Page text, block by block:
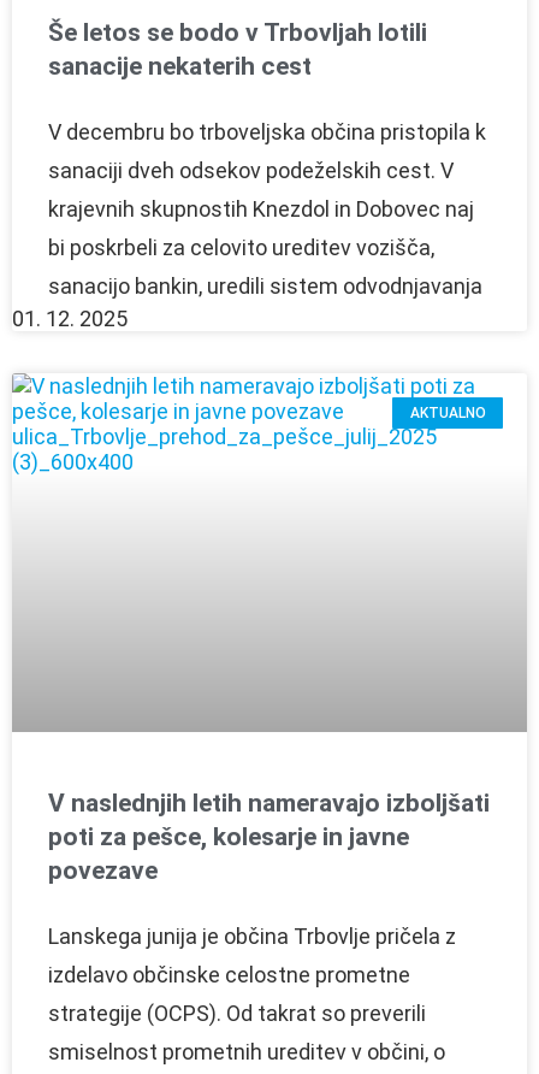
Še letos se bodo v Trbovljah lotili
sanacije nekaterih cest
V decembru bo trboveljska občina pristopila k
sanaciji dveh odsekov podeželskih cest. V
krajevnih skupnostih Knezdol in Dobovec naj
bi poskrbeli za celovito ureditev vozišča,
sanacijo bankin, uredili sistem odvodnjavanja
01. 12. 2025
AKTUALNO
V naslednjih letih nameravajo izboljšati
poti za pešce, kolesarje in javne
povezave
Lanskega junija je občina Trbovlje pričela z
izdelavo občinske celostne prometne
strategije (OCPS). Od takrat so preverili
smiselnost prometnih ureditev v občini, o